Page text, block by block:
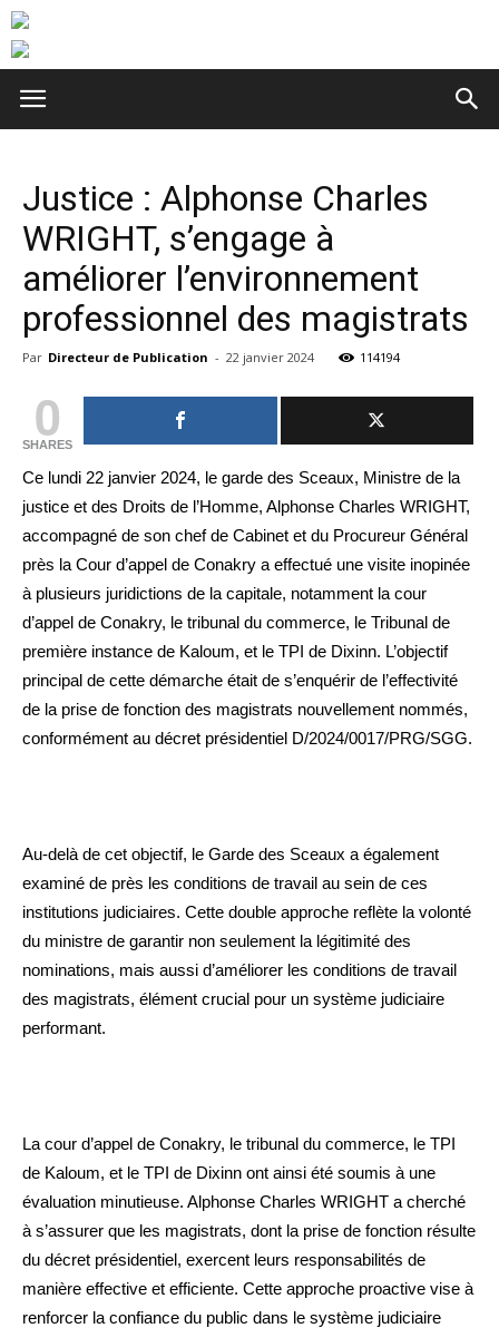
Justice : Alphonse Charles
WRIGHT, s’engage à
améliorer l’environnement
professionnel des magistrats
Par Directeur de Publication - 22 janvier 2024 114194
0
SHARES
Ce lundi 22 janvier 2024, le garde des Sceaux, Ministre de la
justice et des Droits de l’Homme, Alphonse Charles WRIGHT,
accompagné de son chef de Cabinet et du Procureur Général
près la Cour d’appel de Conakry a effectué une visite inopinée
à plusieurs juridictions de la capitale, notamment la cour
d’appel de Conakry, le tribunal du commerce, le Tribunal de
première instance de Kaloum, et le TPI de Dixinn. L’objectif
principal de cette démarche était de s’enquérir de l’effectivité
de la prise de fonction des magistrats nouvellement nommés,
conformément au décret présidentiel D/2024/0017/PRG/SGG.
Au-delà de cet objectif, le Garde des Sceaux a également
examiné de près les conditions de travail au sein de ces
institutions judiciaires. Cette double approche reflète la volonté
du ministre de garantir non seulement la légitimité des
nominations, mais aussi d’améliorer les conditions de travail
des magistrats, élément crucial pour un système judiciaire
performant.
La cour d’appel de Conakry, le tribunal du commerce, le TPI
de Kaloum, et le TPI de Dixinn ont ainsi été soumis à une
évaluation minutieuse. Alphonse Charles WRIGHT a cherché
à s’assurer que les magistrats, dont la prise de fonction résulte
du décret présidentiel, exercent leurs responsabilités de
manière effective et efficiente. Cette approche proactive vise à
renforcer la confiance du public dans le système judiciaire